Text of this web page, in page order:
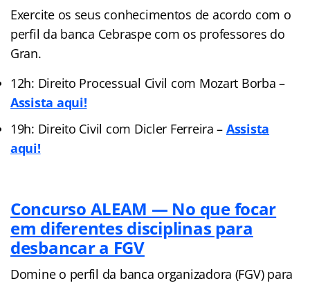
Exercite os seus conhecimentos de acordo com o
perfil da banca Cebraspe com os professores do
Gran.
12h: Direito Processual Civil com Mozart Borba –
Assista aqui!
19h: Direito Civil com Dicler Ferreira – Assista
aqui!
Concurso ALEAM — No que focar
em diferentes disciplinas para
desbancar a FGV
Domine o perfil da banca organizadora (FGV) para